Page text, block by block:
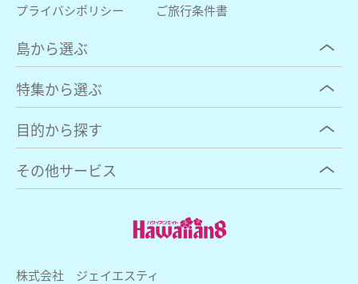
株式会社 ジェイエスティ
プライバシポリシー
ご旅行条件書
島から選ぶ
特集から選ぶ
目的から探す
その他サービス